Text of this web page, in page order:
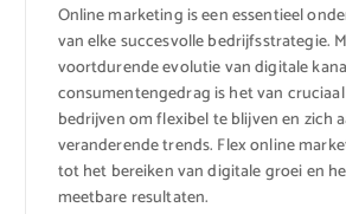
Online marketing is een essentieel
van elke succesvolle bedrijfsstrategie.
voortdurende evolutie van digitale
consumentengedrag is het van
bedrijven om flexibel te blijven en zich
veranderende trends. Flex online
tot het bereiken van digitale groei en
meetbare resultaten.